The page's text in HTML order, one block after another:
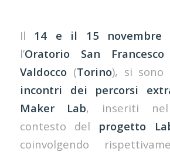
Il 14 e il 15 novembre
l’Oratorio San
Valdocco(Torino), si sono
incontri dei percorsi
Maker Lab, inseriti
contesto del progetto
coinvolgendo